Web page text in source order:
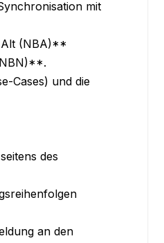
mit
Alt (NBA)**
Cases) und die
des
an den